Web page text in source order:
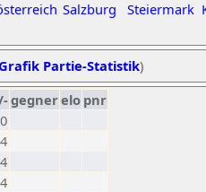
Salzburg Steiermark
Partie-Statistik)
gegnerelo pnr
0